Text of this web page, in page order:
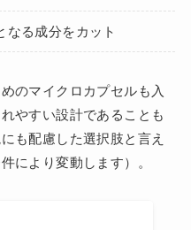
なる成分をカット
のマイクロカプセルも入
やすい設計であることも
も配慮した選択肢と言え
により変動します）。